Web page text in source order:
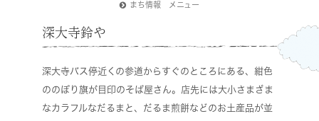
まち情報 メニュー
深大寺鈴や
深大寺バス停近くの参道からすぐのところにある、紺色
ののぼり旗が目印のそば屋さん。店先には大小さまざま
なカラフルなだるまと、だるま煎餅などのお土産品が並